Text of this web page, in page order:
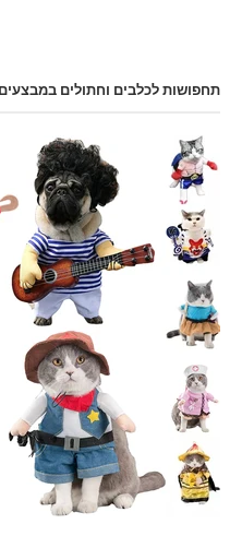
תחפושות לכלבים וחתולים